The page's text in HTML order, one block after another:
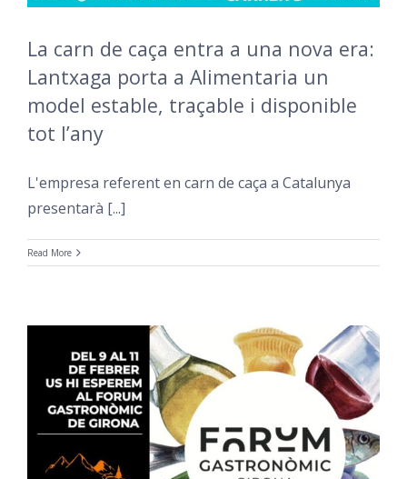
La carn de caça entra a una nova era:
Lantxaga porta a Alimentaria un
model estable, traçable i disponible
tot l’any
L'empresa referent en carn de caça a Catalunya
presentarà [...]
Read More